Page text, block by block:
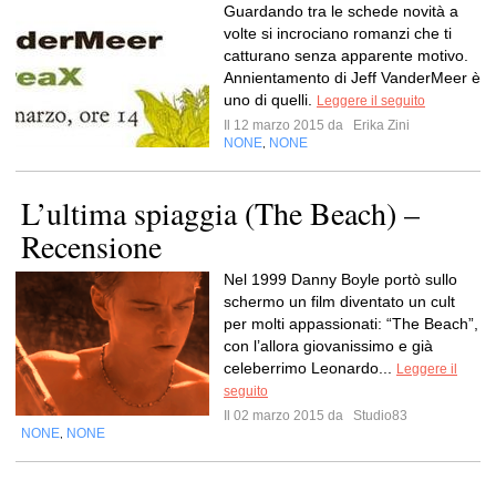
Guardando tra le schede novità a
volte si incrociano romanzi che ti
catturano senza apparente motivo.
Annientamento di Jeff VanderMeer è
uno di quelli.
Leggere il seguito
Il 12 marzo 2015 da
Erika Zini
NONE NONE
L’ultima spiaggia (The Beach) –
Recensione
Nel 1999 Danny Boyle portò sullo
schermo un film diventato un cult
per molti appassionati: “The Beach”,
con l’allora giovanissimo e già
celeberrimo Leonardo...
Leggere il
seguito
Il 02 marzo 2015 da
Studio83
NONE NONE